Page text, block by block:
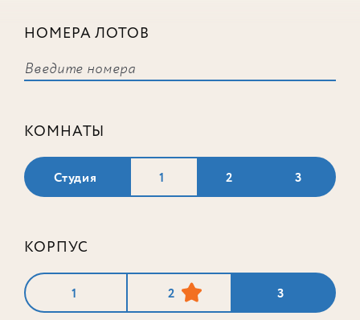
НОМЕРА ЛОТОВ
КОМНАТЫ
Студия 1 2 3
КОРПУС
1 2 3
соответствует ни одного лота